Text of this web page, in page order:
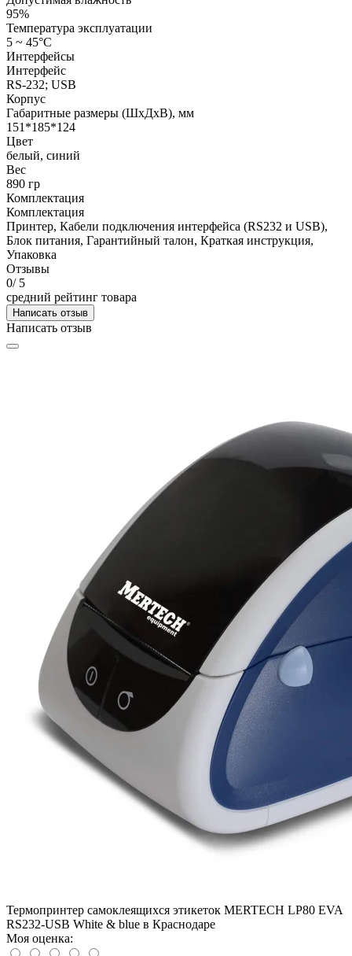
95%
Температура эксплуатации
5 ~ 45°C
Интерфейсы
Интерфейс
RS-232; USB
Корпус
Габаритные размеры (ШхДхВ), мм
151*185*124
Цвет
белый, синий
Вес
890 гр
Комплектация
Комплектация
Принтер, Кабели подключения интерфейса (RS232 и USB),
Блок питания, Гарантийный талон, Краткая инструкция,
Упаковка
Отзывы
0/ 5
средний рейтинг товара
Написать отзыв
Написать отзыв
Термопринтер самоклеящихся этикеток MERTECH LP80 EVA
RS232-USB White & blue в Краснодаре
Моя оценка: